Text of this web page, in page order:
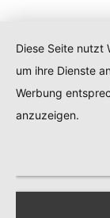
Diese Seite nutzt
um ihre Dienste
Werbung
anzuzeigen.